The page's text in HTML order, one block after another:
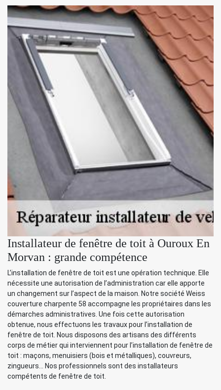
Installateur de fenêtre de toit à Ouroux En
Morvan : grande compétence
L’installation de fenêtre de toit est une opération technique. Elle
nécessite une autorisation de l’administration car elle apporte
un changement sur l’aspect de la maison. Notre société Weiss
couverture charpente 58 accompagne les propriétaires dans les
démarches administratives. Une fois cette autorisation
obtenue, nous effectuons les travaux pour l’installation de
fenêtre de toit. Nous disposons des artisans des différents
corps de métier qui interviennent pour l’installation de fenêtre de
toit : maçons, menuisiers (bois et métalliques), couvreurs,
zingueurs… Nos professionnels sont des installateurs
compétents de fenêtre de toit.